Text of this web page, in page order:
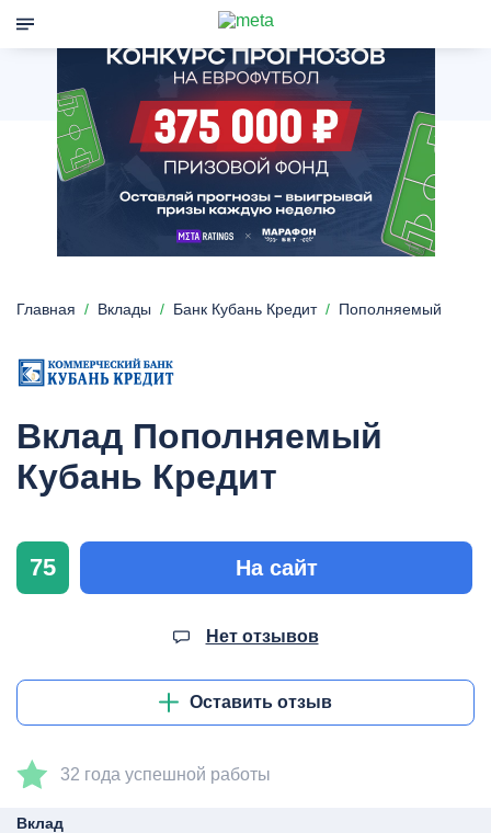
Главная Вклады Банк Кубань Кредит Пополняемый
Вклад Пополняемый
Кубань Кредит
75 На сайт
Нет отзывов
Оставить отзыв
32 года успешной работы
Вклад